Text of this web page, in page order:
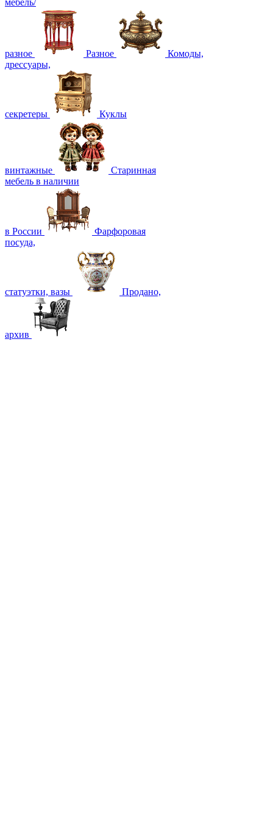
мебель/
разное Разное
Комоды,
дрессуары,
секретеры Куклы
винтажные
Старинная
мебель в наличии
в России
Фарфоровая
посуда,
статуэтки, вазы Продано,
архив